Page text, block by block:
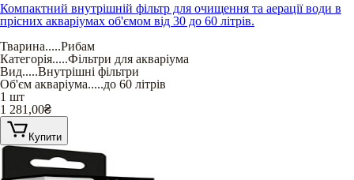
Компактний внутрішній фільтр для очищення та аерації води в
прісних акваріумах об'ємом від 30 до 60 літрів.
Тварина.....Рибам
Категорія.....Фільтри для акваріума
Вид.....Внутрішні фільтри
Об'єм акваріума.....до 60 літрів
1 шт
1 281,00₴
Купити